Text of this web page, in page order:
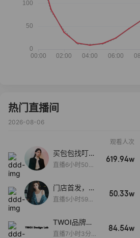
热门直播间
2026-08-06
观看人次
买包包找叮
当,一折购！
直播6小时50分
619.94w
门店首发，秋
款大上新！！
直播5小时59分
50.33w
TWOI品牌直
播间新款上
直播7小时3分5
84.54w